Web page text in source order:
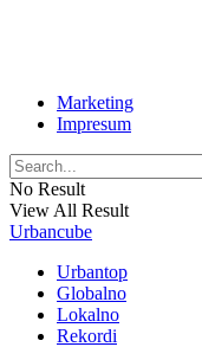
Marketing
Impresum
No Result
View All Result
Urbancube
Urbantop
Globalno
Lokalno
Rekordi